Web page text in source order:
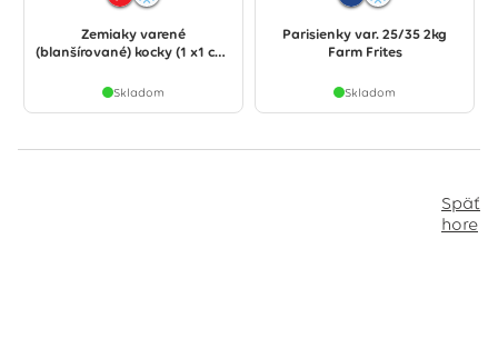
Zemiaky varené
(blanšírované) kocky (1 x1 cm)
Skladom
Parisienky var. 25/35 2kg
Farm Frites
Skladom
Späť
hore